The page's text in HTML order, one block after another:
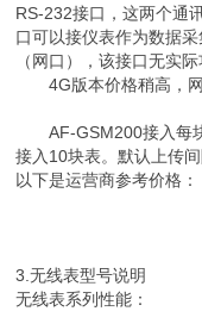
RS-232接口，这两个通
口可以接仪表作为数据
（网口），该接口无实
4G版本价格稍高，网
AF-GSM200接入每块
接入10块表。默认上传
以下是运营商参考价格：
3.无线表型号说明
无线表系列性能：